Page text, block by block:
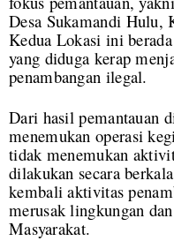
Desa Sukamandi Hulu,
Kedua Lokasi ini
yang diduga kerap
penambangan ilegal.
Dari hasil pemantauan
menemukan operasi
tidak menemukan
dilakukan secara
kembali aktivitas
merusak lingkungan
Masyarakat.